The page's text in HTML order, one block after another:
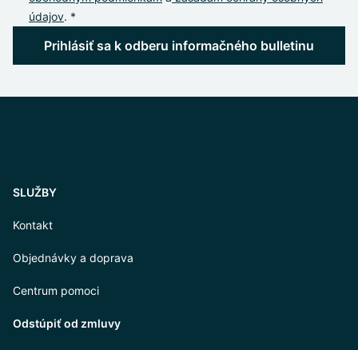
údajov. *
Prihlásiť sa k odberu informačného bulletinu
SLUŽBY
Kontakt
Objednávky a doprava
Centrum pomoci
Odstúpiť od zmluvy